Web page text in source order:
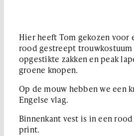
Hier heeft Tom gekozen voor
rood gestreept
opgestikte zakken en peak
groene knopen.
Op de mouw hebben we een
Engelse vlag.
Binnenkant vest is in een
print.